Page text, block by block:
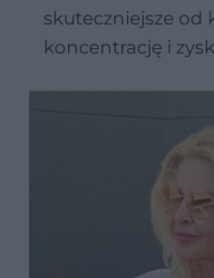
skuteczniejsze od
koncentrację i